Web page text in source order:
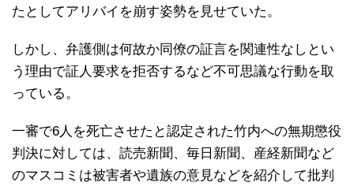
たとしてアリバイを崩す姿勢を見せていた。
しかし、弁護側は何故か同僚の証言を関連性なしとい
う理由で証人要求を拒否するなど不可思議な行動を取
っている。
一審で6人を死亡させたと認定された竹内への無期懲役
判決に対しては、読売新聞、毎日新聞、産経新聞など
のマスコミは被害者や遺族の意見などを紹介して批判